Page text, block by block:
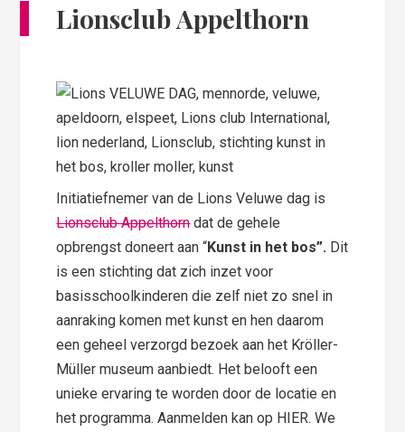
Lionsclub Appelthorn
Initiatiefnemer van de Lions Veluwe dag is
Lionsclub Appelthorndat de gehele
opbrengst doneert aan “Kunst in het bos”. Dit
is een stichting dat zich inzet voor
basisschoolkinderen die zelf niet zo snel in
aanraking komen met kunst en hen daarom
een geheel verzorgd bezoek aan het Kröller-
Müller museum aanbiedt. Het belooft een
unieke ervaring te worden door de locatie en
het programma. Aanmelden kan op HIER. We